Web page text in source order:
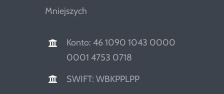
Mniejszych
Konto: 46 1090 1043 0000
0001 4753 0718
SWIFT: WBKPPLPP